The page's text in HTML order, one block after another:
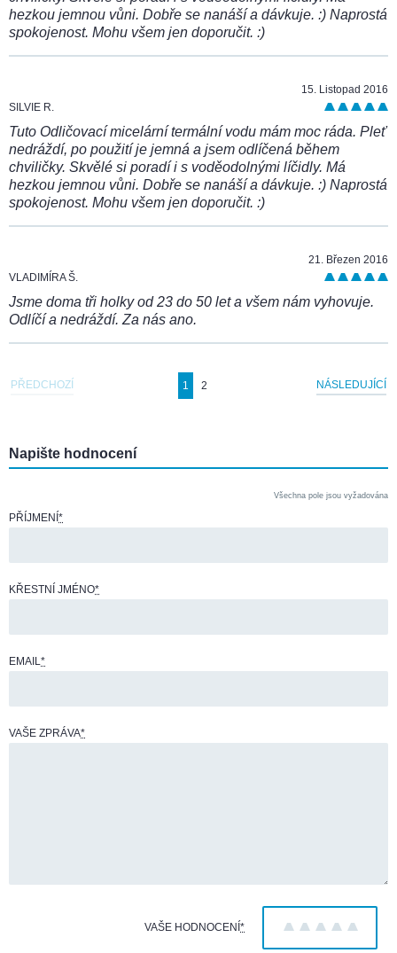
hezkou jemnou vůni. Dobře se nanáší a dávkuje. :) Naprostá
spokojenost. Mohu všem jen doporučit. :)
SILVIE R.
15. Listopad 2016
Tuto Odličovací micelární termální vodu mám moc ráda. Pleť
nedráždí, po použití je jemná a jsem odlíčená během
chviličky. Skvělé si poradí i s voděodolnými líčidly. Má
hezkou jemnou vůni. Dobře se nanáší a dávkuje. :) Naprostá
spokojenost. Mohu všem jen doporučit. :)
VLADIMÍRA Š.
21. Březen 2016
Jsme doma tři holky od 23 do 50 let a všem nám vyhovuje.
Odlíčí a nedráždí. Za nás ano.
PŘEDCHOZÍ 1 2 NÁSLEDUJÍCÍ
Napište hodnocení
Všechna pole jsou vyžadována
PŘÍJMENÍ *
KŘESTNÍ JMÉNO*
EMAIL*
VAŠE ZPRÁVA*
VAŠE HODNOCENÍ* 5
4
3
2
1